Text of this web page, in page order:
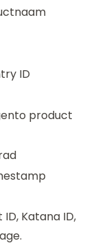
ID
product
Katana ID,